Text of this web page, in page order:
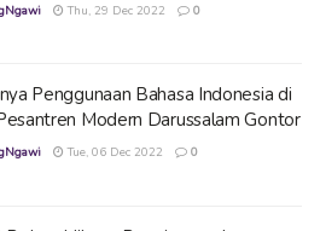
Thu, 29 Dec 2022 0
Penggunaan Bahasa Indonesia di
Modern Darussalam Gontor
Tue, 06 Dec 2022 0